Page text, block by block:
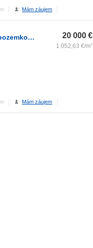
Mám záujem
PNORF – novostavba 14 garáží s pozemkom a el. prípojkou, od 19 m2, Koperníkova ul. 20 000 €
1 052,63 €/m2
Mám záujem